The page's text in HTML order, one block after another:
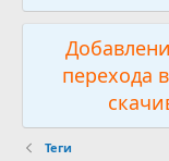
перехода
Теги